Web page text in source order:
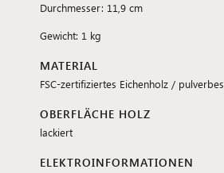
Durchmesser: 11,9 cm
Gewicht: 1 kg
MATERIAL
FSC-zertifiziertes Eichenholz /
OBERFLÄCHE HOLZ
lackiert
ELEKTROINFORMATIONEN